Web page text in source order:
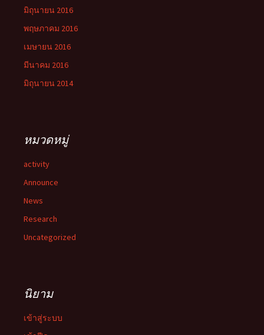
มิถุนายน 2016
พฤษภาคม 2016
เมษายน 2016
มีนาคม 2016
มิถุนายน 2014
หมวดหมู่
activity
Announce
News
Research
Uncategorized
นิยาม
เข้าสู่ระบบ